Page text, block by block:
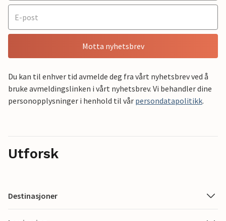
Motta nyhetsbrev
Du kan til enhver tid avmelde deg fra vårt nyhetsbrev ved å
bruke avmeldingslinken i vårt nyhetsbrev. Vi behandler dine
personopplysninger i henhold til vår persondatapolitikk.
Utforsk
Destinasjoner